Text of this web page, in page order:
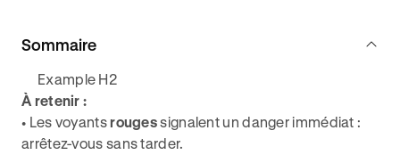
Sommaire
Example H2
À retenir :
• Les voyantsrougessignalent un danger immédiat :
arrêtez-vous sans tarder.